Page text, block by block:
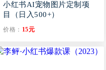
小红书AI宠物图片定制项
目（日入500+）
价格： 15元